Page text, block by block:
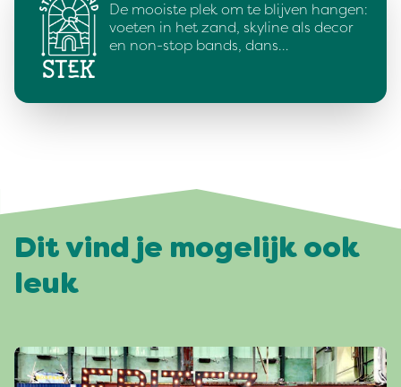
De mooiste plek om te blijven hangen:
voeten in het zand, skyline als decor
en non-stop bands, dans…
Dit vind je mogelijk ook
leuk